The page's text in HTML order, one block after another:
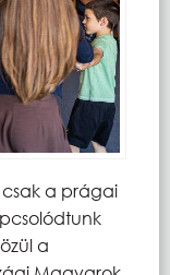
csak a prágai
a